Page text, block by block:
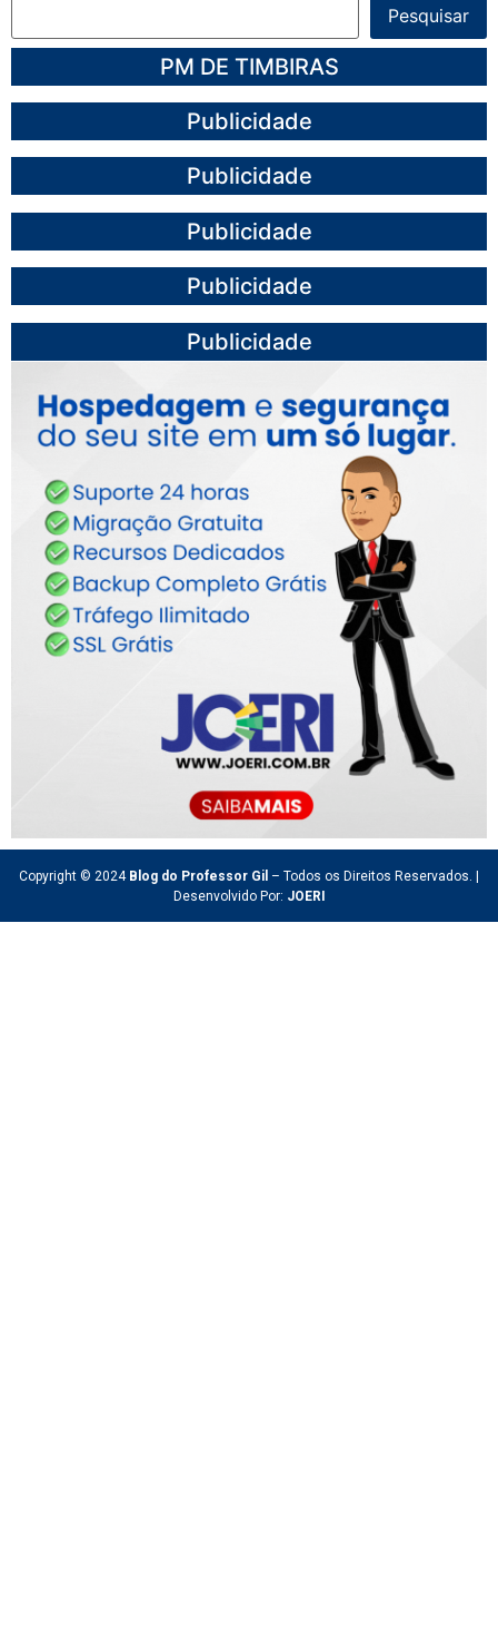
Pesquisar
PM DE TIMBIRAS
Publicidade
Publicidade
Publicidade
Publicidade
Publicidade
Copyright © 2024 Blog do Professor Gil – Todos os Direitos Reservados. |
Desenvolvido Por: JOERI